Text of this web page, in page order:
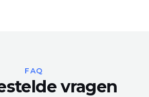
FAQ
vragen